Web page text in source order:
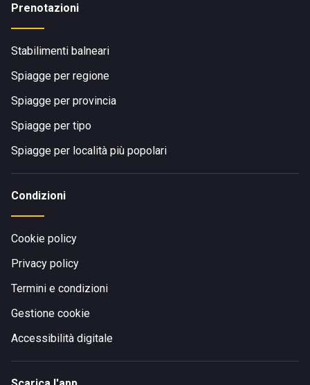
Prenotazioni
Stabilimenti balneari
Spiagge per regione
Spiagge per provincia
Spiagge per tipo
Spiagge per località più popolari
Condizioni
Cookie policy
Privacy policy
Termini e condizioni
Gestione cookie
Accessibilità digitale